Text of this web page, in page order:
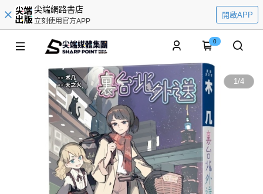
尖端網路書店
立刻使用官方APP
開啟APP
0
1/4